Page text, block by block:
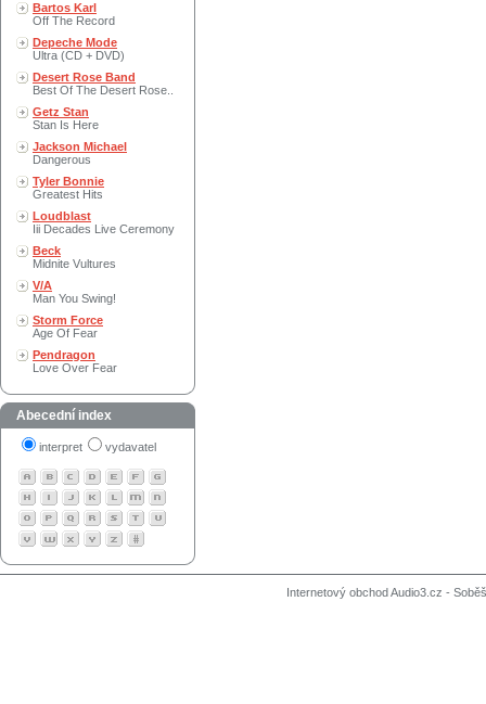
Bartos Karl
Off The Record
Depeche Mode
Ultra (CD + DVD)
Desert Rose Band
Best Of The Desert Rose..
Getz Stan
Stan Is Here
Jackson Michael
Dangerous
Tyler Bonnie
Greatest Hits
Loudblast
Iii Decades Live Ceremony
Beck
Midnite Vultures
V/A
Man You Swing!
Storm Force
Age Of Fear
Pendragon
Love Over Fear
Abecední index
interpret vydavatel
Internetový obchod Audio3.cz -